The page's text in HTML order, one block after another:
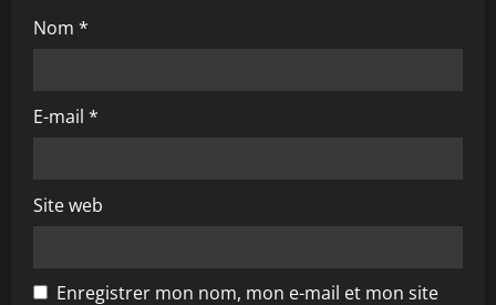
Nom *
E-mail *
Site web
Enregistrer mon nom, mon e-mail et mon site